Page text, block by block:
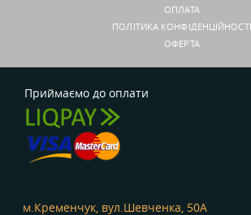
ОПЛАТА
ПОЛІТИКА КОНФІДЕНЦІЙНОСТІ
ОФЕРТА
Приймаємо до оплати
м.Кременчук, вул.Шевченка, 50А